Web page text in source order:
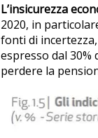
L’insicurezza
2020, in
fonti di
espresso dal
perdere la